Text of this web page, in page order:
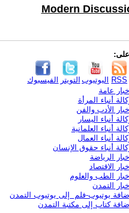
Modern
على:
الفيسبوك التويتر اليوتيوب RSS
عامة
أنباء المرأة
الأدب والفن
أنباء اليسار
أنباء العلمانية
أنباء العمال
أنباء حقوق الإنسان
الرياضة
الاقتصاد
الطب والعلوم
التمدن
يوتيوب-فلم إلى يوتيوب التمدن
كتاب إلى مكتبة التمدن